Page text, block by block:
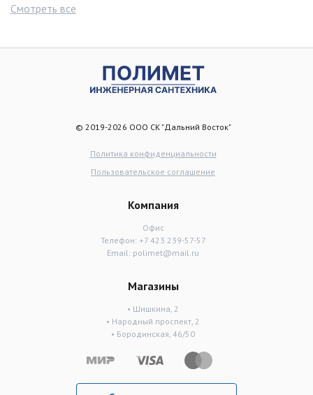
Смотреть все
© 2019-2026 ООО СК "Дальний Восток"
Политика конфиденциальности
Пользовательское соглашение
Компания
Офис
Телефон: +7 423 239-57-57
Email: polimet@mail.ru
Магазины
• Шишкина, 2
• Народный проспект, 2
• Бородинская, 46/50